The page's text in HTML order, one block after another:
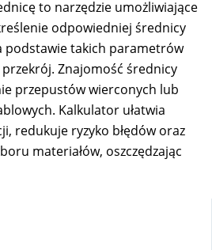
to narzędzie umożliwiające
odpowiedniej średnicy
podstawie takich parametrów
przekrój. Znajomość średnicy
przepustów wierconych lub
Kalkulator ułatwia
redukuje ryzyko błędów oraz
materiałów, oszczędzając